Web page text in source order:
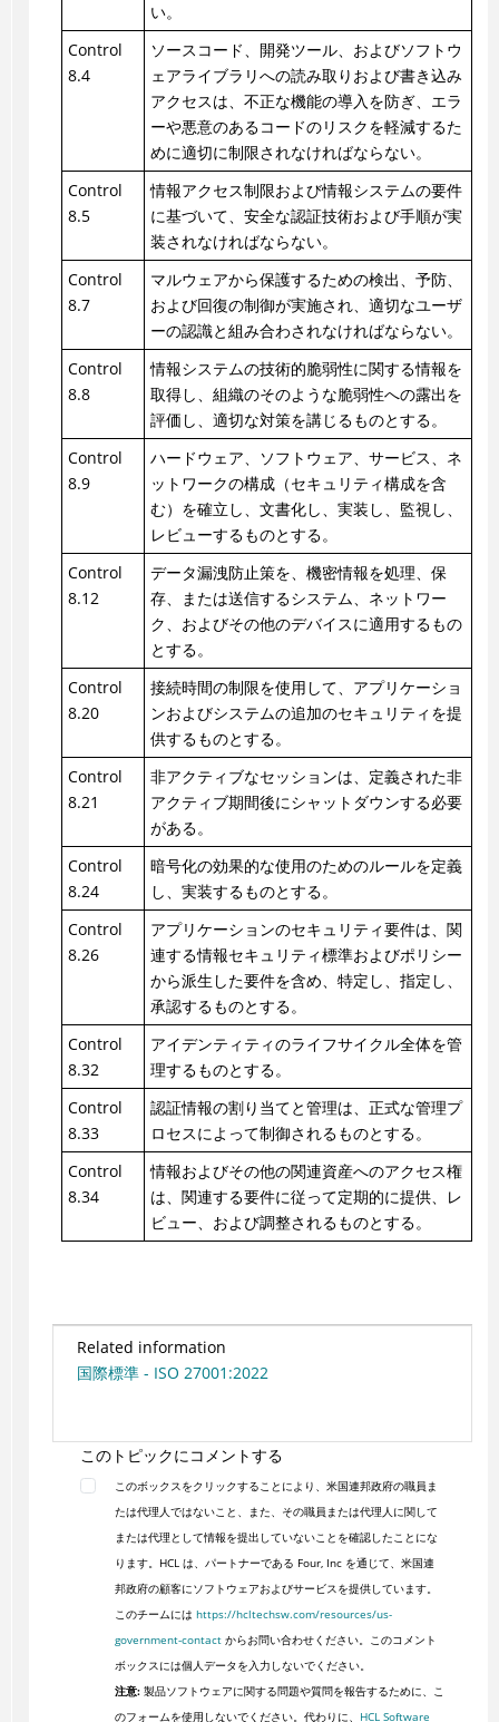
い。
Control
8.4
ソースコード、開発ツール、およびソフトウ
ェアライブラリへの読み取りおよび書き込み
アクセスは、不正な機能の導入を防ぎ、エラ
ーや悪意のあるコードのリスクを軽減するた
めに適切に制限されなければならない。
Control
8.5
情報アクセス制限および情報システムの要件
に基づいて、安全な認証技術および手順が実
装されなければならない。
Control
8.7
マルウェアから保護するための検出、予防、
および回復の制御が実施され、適切なユーザ
ーの認識と組み合わされなければならない。
Control
8.8
情報システムの技術的脆弱性に関する情報を
取得し、組織のそのような脆弱性への露出を
評価し、適切な対策を講じるものとする。
Control
8.9
ハードウェア、ソフトウェア、サービス、ネ
ットワークの構成（セキュリティ構成を含
む）を確立し、文書化し、実装し、監視し、
レビューするものとする。
Control
8.12
データ漏洩防止策を、機密情報を処理、保
存、または送信するシステム、ネットワー
ク、およびその他のデバイスに適用するもの
とする。
Control
8.20
接続時間の制限を使用して、アプリケーショ
ンおよびシステムの追加のセキュリティを提
供するものとする。
Control
8.21
非アクティブなセッションは、定義された非
アクティブ期間後にシャットダウンする必要
がある。
Control
8.24
暗号化の効果的な使用のためのルールを定義
し、実装するものとする。
Control
8.26
アプリケーションのセキュリティ要件は、関
連する情報セキュリティ標準およびポリシー
から派生した要件を含め、特定し、指定し、
承認するものとする。
Control
8.32
アイデンティティのライフサイクル全体を管
理するものとする。
Control
8.33
認証情報の割り当てと管理は、正式な管理プ
ロセスによって制御されるものとする。
Control
8.34
情報およびその他の関連資産へのアクセス権
は、関連する要件に従って定期的に提供、レ
ビュー、および調整されるものとする。
Related information
国際標準 - ISO 27001:2022
このトピックにコメントする
このボックスをクリックすることにより、米国連邦政府の職員ま
たは代理人ではないこと、また、その職員または代理人に関して
または代理として情報を提出していないことを確認したことにな
ります。HCL は、パートナーである Four, Inc を通じて、米国連
邦政府の顧客にソフトウェアおよびサービスを提供しています。
このチームには https://hcltechsw.com/resources/us-
government-contactからお問い合わせください。このコメント
ボックスには個人データを入力しないでください。
注意:製品ソフトウェアに関する問題や質問を報告するために、こ
のフォームを使用しないでください。代わりに、 HCL Software